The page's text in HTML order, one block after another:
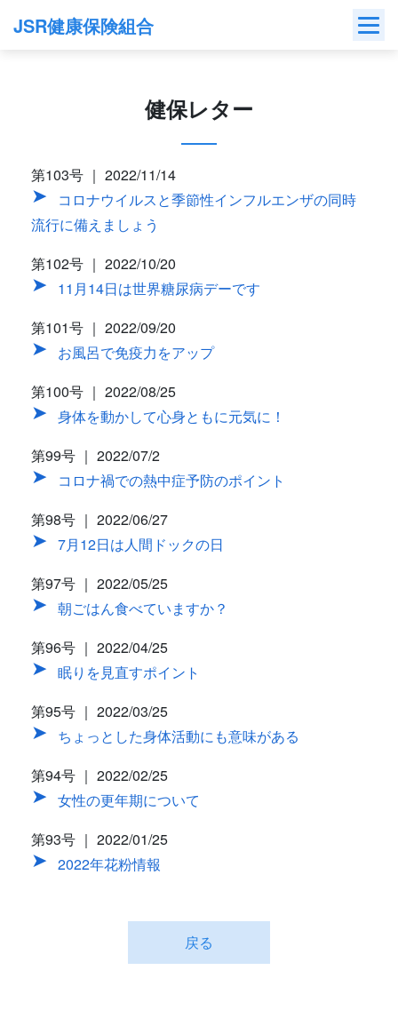
JSR健康保険組合
健保レター
第103号 ｜ 2022/11/14
コロナウイルスと季節性インフルエンザの同時
流行に備えましょう
第102号 ｜ 2022/10/20
11月14日は世界糖尿病デーです
第101号 ｜ 2022/09/20
お風呂で免疫力をアップ
第100号 ｜ 2022/08/25
身体を動かして心身ともに元気に！
第99号 ｜ 2022/07/2
コロナ禍での熱中症予防のポイント
第98号 ｜ 2022/06/27
7月12日は人間ドックの日
第97号 ｜ 2022/05/25
朝ごはん食べていますか？
第96号 ｜ 2022/04/25
眠りを見直すポイント
第95号 ｜ 2022/03/25
ちょっとした身体活動にも意味がある
第94号 ｜ 2022/02/25
女性の更年期について
第93号 ｜ 2022/01/25
2022年花粉情報
戻る